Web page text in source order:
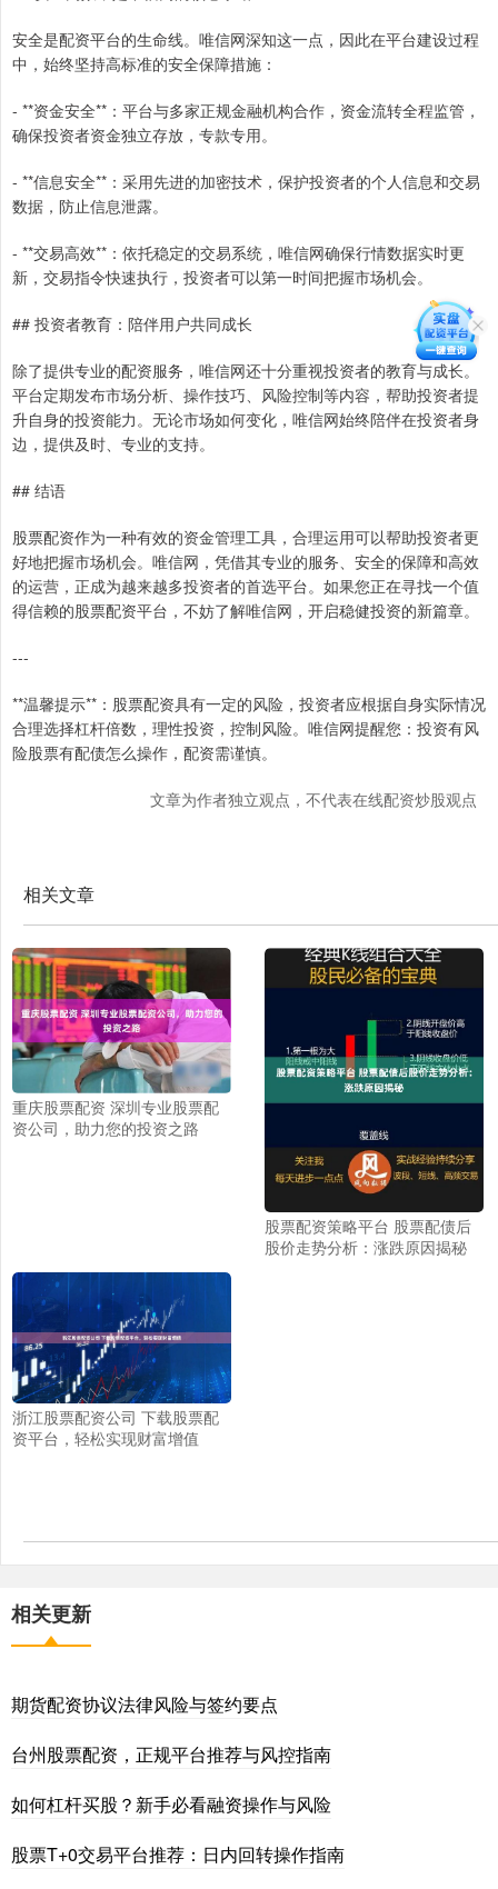
安全是配资平台的生命线。唯信网深知这一点，因此在平台建设过程
中，始终坚持高标准的安全保障措施：
- **资金安全**：平台与多家正规金融机构合作，资金流转全程监管，
确保投资者资金独立存放，专款专用。
- **信息安全**：采用先进的加密技术，保护投资者的个人信息和交易
数据，防止信息泄露。
- **交易高效**：依托稳定的交易系统，唯信网确保行情数据实时更
新，交易指令快速执行，投资者可以第一时间把握市场机会。
## 投资者教育：陪伴用户共同成长
除了提供专业的配资服务，唯信网还十分重视投资者的教育与成长。
平台定期发布市场分析、操作技巧、风险控制等内容，帮助投资者提
升自身的投资能力。无论市场如何变化，唯信网始终陪伴在投资者身
边，提供及时、专业的支持。
## 结语
股票配资作为一种有效的资金管理工具，合理运用可以帮助投资者更
好地把握市场机会。唯信网，凭借其专业的服务、安全的保障和高效
的运营，正成为越来越多投资者的首选平台。如果您正在寻找一个值
得信赖的股票配资平台，不妨了解唯信网，开启稳健投资的新篇章。
---
**温馨提示**：股票配资具有一定的风险，投资者应根据自身实际情况
合理选择杠杆倍数，理性投资，控制风险。唯信网提醒您：投资有风
险股票有配债怎么操作，配资需谨慎。
文章为作者独立观点，不代表在线配资炒股观点
相关文章
重庆股票配资 深圳专业股票配
资公司，助力您的投资之路
股票配资策略平台 股票配债后
股价走势分析：涨跌原因揭秘
浙江股票配资公司 下载股票配
资平台，轻松实现财富增值
相关更新
期货配资协议法律风险与签约要点
台州股票配资，正规平台推荐与风控指南
如何杠杆买股？新手必看融资操作与风险
股票T+0交易平台推荐：日内回转操作指南